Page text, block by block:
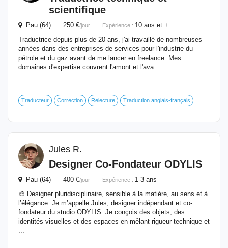
scientifique
Pau (64) 250 €/jour Expérience : 10 ans et +
Traductrice depuis plus de 20 ans, j'ai travaillé de nombreuses
années dans des entreprises de services pour l'industrie du
pétrole et du gaz avant de me lancer en freelance. Mes
domaines d'expertise couvrent l'amont et l'ava...
Traducteur Correction Relecture Traduction anglais-français
Jules R.
Designer Co-Fondateur ODYLIS
Pau (64) 400 €/jour Expérience : 1-3 ans
🎨 Designer pluridisciplinaire, sensible à la matière, au sens et à
l’élégance. Je m’appelle Jules, designer indépendant et co-
fondateur du studio ODYLIS. Je conçois des objets, des
identités visuelles et des espaces en mêlant rigueur technique et
...